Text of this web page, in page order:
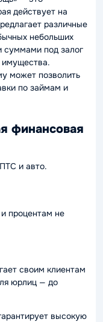
действует на
различные
небольших
суммами под залог
имущества.
может позволить
по займам и
финансовая
и авто.
процентам не
своим клиентам
юрлиц — до
высокую